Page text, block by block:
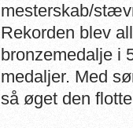
mesterskab/
Rekorden blev
bronzemedalje i
medaljer. Med
så øget den